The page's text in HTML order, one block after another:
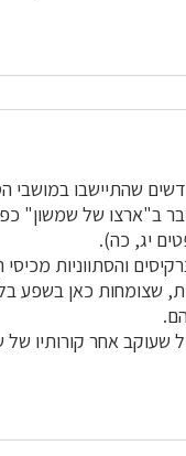
היו עולים חדשים שהתיישבו
ב"ארצו של שמשון"
יג, כה).
והסתווניות
שצומחות כאן בשפע
אחר קורותיו של